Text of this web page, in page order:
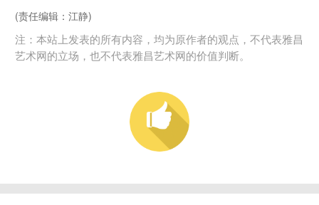
(责任编辑：江静)
注：本站上发表的所有内容，均为原作者的观点，不代表雅昌
艺术网的立场，也不代表雅昌艺术网的价值判断。